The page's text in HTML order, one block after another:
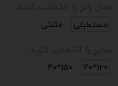
مستطیلی مثلثی
120*40
150*40